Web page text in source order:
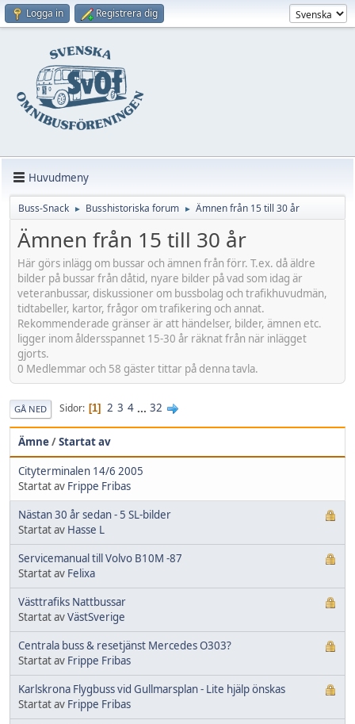
Logga in Registrera dig
Huvudmeny
Buss-Snack ► Busshistoriska forum ► Ämnen från 15 till 30 år
Ämnen från 15 till 30 år
Här görs inlägg om bussar och ämnen från förr. T.ex. då äldre
bilder på bussar från dåtid, nyare bilder på vad som idag är
veteranbussar, diskussioner om bussbolag och trafikhuvudmän,
tidtabeller, kartor, frågor om trafikering och annat.
Rekommenderade gränser är att händelser, bilder, ämnen etc.
ligger inom åldersspannet 15-30 år räknat från när inlägget
gjorts.
0 Medlemmar och 58 gäster tittar på denna tavla.
GÅ NED Sidor 1 2 3 4 ... 32
Ämne/Startat av
Cityterminalen 14/6 2005
Startat av Frippe Fribas
Nästan 30 år sedan - 5 SL-bilder
Startat av Hasse L
Servicemanual till Volvo B10M -87
Startat av Felixa
Västtrafiks Nattbussar
Startat avVästSverige
Centrala buss & resetjänst Mercedes O303?
Startat av Frippe Fribas
Karlskrona Flygbuss vid Gullmarsplan - Lite hjälp önskas
Startat av Frippe Fribas